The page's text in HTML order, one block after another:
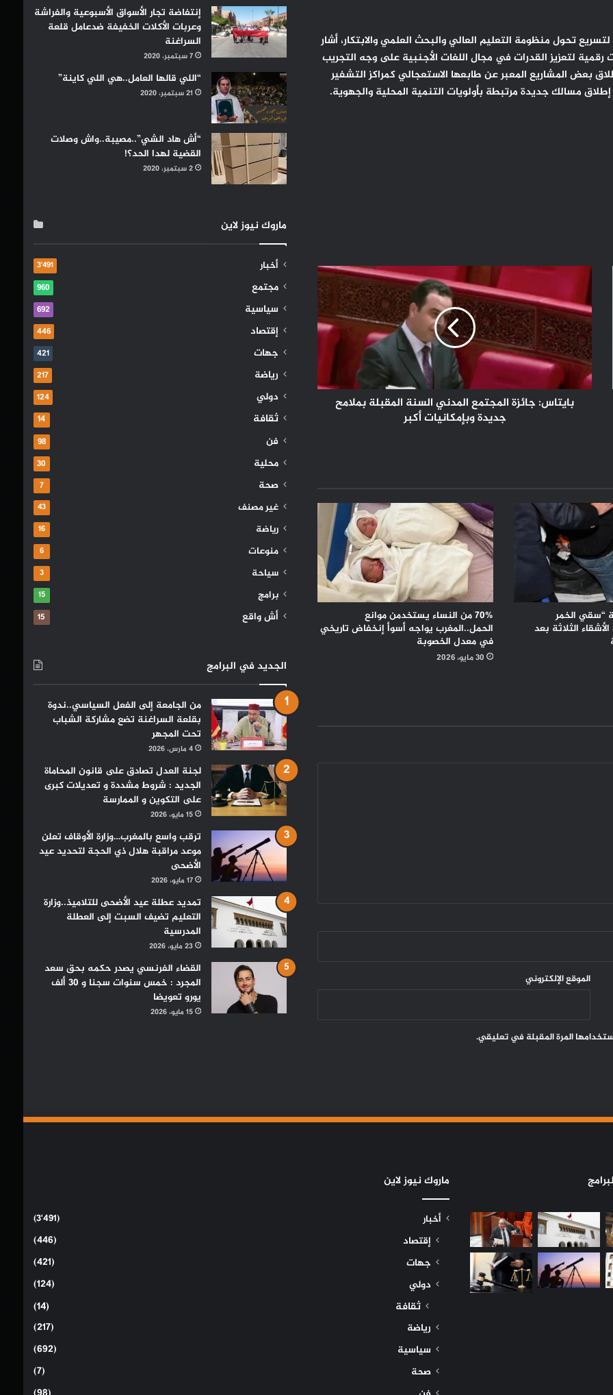
تحول منظومة التعليم العالي والبحث العلمي والابتكار، أشار
لتعزيز القدرات في مجال اللغات الأجنبية على وجه التجريب
بعض المشاريع المعبر عن طابعها الاستعجالي كمراكز التشفير
مسالك جديدة مرتبطة بأولويات التنمية المحلية والجهوية.
بايتاس:
جائزة
المجتمع
المدني
السنة
المقبلة
بملامح
جديدة
وبإمكانيات
بايتاس: جائزة المجتمع المدني السنة المقبلة بملامح
جديدة وبإمكانيات أكبر
“سقي الخمر
الثلاثة بعد
70% من النساء يستخدمن موانع
الحمل..المغرب يواجه أسوأ إنخفاض تاريخي
في معدل الخصوبة
30 مايو، 2026
الموقع الإلكتروني
المرة المقبلة في تعليقي.
إنتفاضة تجار الأسواق الأسبوعية والفراشة
وعربات الأكلات الخفيفة ضدعامل قلعة
السراغنة
7 سبتمبر، 2020
“اللي قالها العامل..هي اللي كاينة”
21 سبتمبر، 2020
“أش هاد الشي”..مصيبة..واش وصلات
القضية لهدا الحد؟!
2 سبتمبر، 2020
ماروك نيوز لاين
أخبار 3٬491
مجتمع 960
سياسية 692
إقتصاد 446
جهات 421
رياضة 217
دولي 124
ثقافة 14
فن 98
محلية 30
صحة 7
غير مصنف 43
رياضة 16
منوعات 6
سياحة 3
برامج 15
أش واقع 15
الجديد في البرامج
من الجامعة إلى الفعل السياسي..ندوة
بقلعة السراغنة تضع مشاركة الشباب
تحت المجهر
4 مارس، 2026
لجنة العدل تصادق على قانون المحاماة
الجديد : شروط مشددة و تعديلات كبرى
على التكوين و الممارسة
15 مايو، 2026
ترقب واسع بالمغرب…وزارة الأوقاف تعلن
موعد مراقبة هلال ذي الحجة لتحديد عيد
الأضحى
17 مايو، 2026
تمديد عطلة عيد الأضحى للتلاميذ..وزارة
التعليم تضيف السبت إلى العطلة
المدرسية
23 مايو، 2026
القضاء الفرنسي يصدر حكمه بحق سعد
المجرد : خمس سنوات سجنا و 30 ألف
يورو تعويضا
15 مايو، 2026
ماروك نيوز لاين
أخبار (3٬491)
إقتصاد
(446)
جهات
(421)
دولي
(124)
ثقافة (14)
رياضة
(217)
سياسية
(692)
صحة
(7)